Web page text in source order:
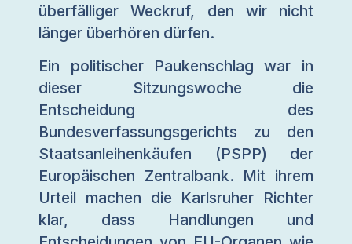
überfälliger Weckruf, den wir nicht
länger überhören dürfen.
Ein politischer Paukenschlag war in
dieser Sitzungswoche die
Entscheidung des
Bundesverfassungsgerichts zu den
Staatsanleihenkäufen (PSPP) der
Europäischen Zentralbank. Mit ihrem
Urteil machen die Karlsruher Richter
klar, dass Handlungen und